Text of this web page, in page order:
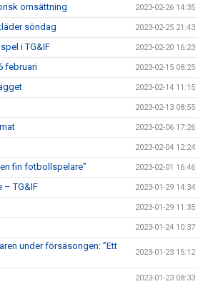
omsättning 2023-02-26 14:35
söndag 2023-02-25 21:43
i TG&IF 2023-02-20 16:23
februari 2023-02-15 08:25
2023-02-14 11:15
2023-02-13 08:55
2023-02-06 17:26
2023-02-04 12:24
fin fotbollspelare” 2023-02-01 16:46
– TG&IF 2023-01-29 14:34
2023-01-29 11:35
2023-01-24 10:37
under försäsongen: ”Ett
2023-01-23 15:12
2023-01-23 08:33